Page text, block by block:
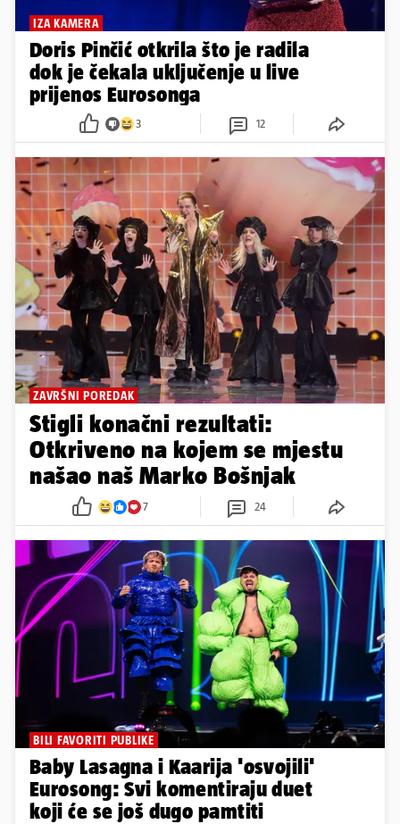
IZA KAMERA
Doris Pinčić otkrila što je radila
dok je čekala uključenje u live
prijenos Eurosonga
3 12
ZAVRŠNI POREDAK
Stigli konačni rezultati:
Otkriveno na kojem se mjestu
našao naš Marko Bošnjak
7 24
BILI FAVORITI PUBLIKE
Baby Lasagna i Kaarija 'osvojili'
Eurosong: Svi komentiraju duet
koji će se još dugo pamtiti